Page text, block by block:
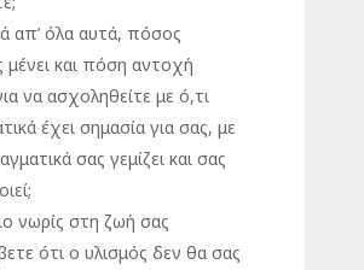
απ’ όλα αυτά, πόσος
μένει και πόση αντοχή
να ασχοληθείτε με ό,τι
έχει σημασία για σας, με
σας γεμίζει και σας
νωρίς στη ζωή σας
ότι ο υλισμός δεν θα σας